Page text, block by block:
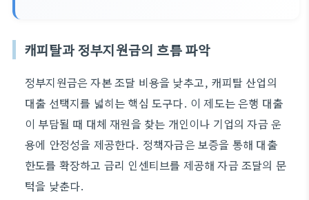
캐피탈과 정부지원금의 흐름 파악
정부지원금은 자본 조달 비용을 낮추고, 캐피탈 산업의
대출 선택지를 넓히는 핵심 도구다. 이 제도는 은행 대출
이 부담될 때 대체 재원을 찾는 개인이나 기업의 자금 운
용에 안정성을 제공한다. 정책자금은 보증을 통해 대출
한도를 확장하고 금리 인센티브를 제공해 자금 조달의 문
턱을 낮춘다.